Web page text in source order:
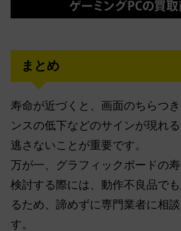
まとめ
寿命が近づくと、画面のちらつ
ンスの低下などのサインが現れ
逃さないことが重要です。
万が一、グラフィックボードの
検討する際には、動作不良品で
るため、諦めずに専門業者に相
す。